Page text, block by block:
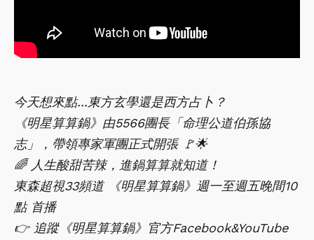
今天想來點...東方玄學還是西方占卜？
《明星算算鍋》由5566團長「命理公道伯孫協
志」，帶領專家軍團正式開張 🚩🌟
🌈 人生酸甜苦辣，進鍋算算就知道！
東森超視33頻道 《明星算算鍋》週一至週五晚間10
點 首播
👉 追蹤《明星算算鍋》官方Facebook&YouTube